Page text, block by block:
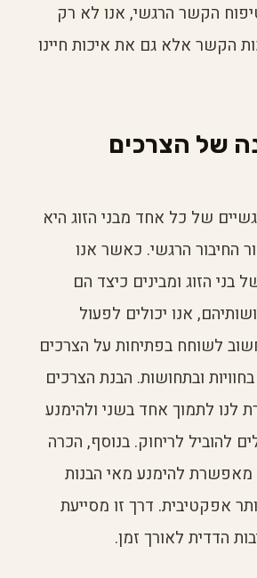
הקשר הרגשי, אנו לא רק
הקשר אלא גם את איכות חיינו
של הצרכים
של כל אחד מבני הזוג היא
החיבור הרגשי. כאשר אנו
בני הזוג ומבינים כיצד הם
אנו יכולים לפעול
לשוחח בפתיחות על הצרכים
ובתחושות. הבנת הצרכים
לנו לתמוך אחד בשני ולהימנע
להוביל לריחוק. בנוסף, הכרה
מאפשרת להימנע מאי הבנות
אפקטיבית. דרך זו מסייעת
הדדית לאורך זמן.